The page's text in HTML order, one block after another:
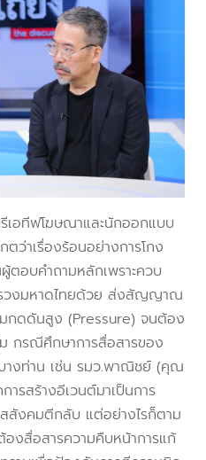
อทีฟโฆษณาและนักออกแบบ
ว่าเรื่องร้อนอย่างการโกง
อบคำถามหลักเพราะควบ
รวงมหาดไทยด้วย ส่งสัญญาณ
กดดันสูง (Pressure) จนต้อง
กรณีศึกษาการสื่อสารของ
างท่าน เช่น รมว.พาณิชย์ (คุณ
รสร้างอีเวนต์มาเป็นการ
สังคมตีกลับ แต่อย่างไรก็ตาม
องสื่อสารความคืบหน้าการแก้